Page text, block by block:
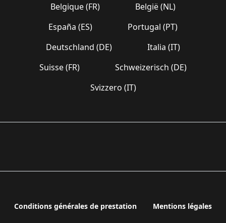
Belgique (FR)
België (NL)
España (ES)
Portugal (PT)
Deutschland (DE)
Italia (IT)
Suisse (FR)
Schweizerisch (DE)
Svizzero (IT)
Conditions générales de prestation Mentions légales